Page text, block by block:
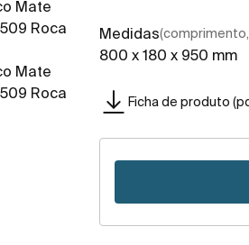
Medidas
800 x 180 x 950 mm
Ficha de produto